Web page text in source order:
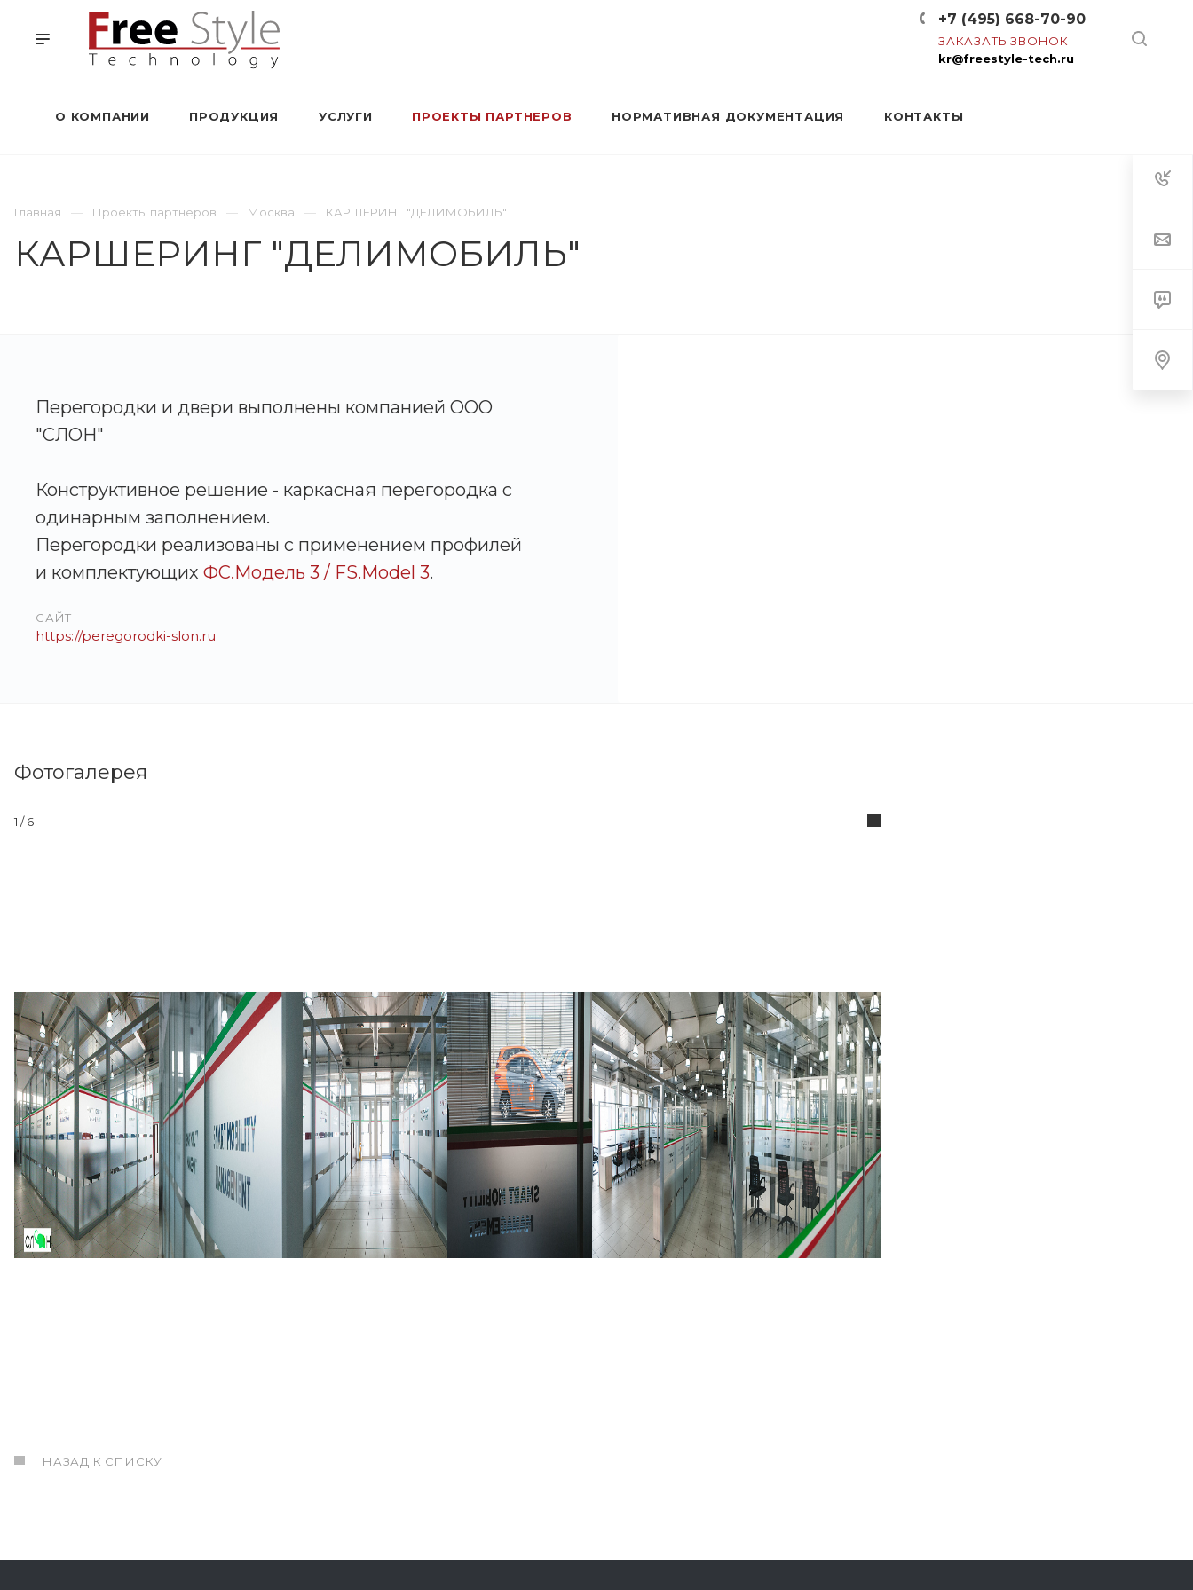
+7 (495) 668-70-90
ЗАКАЗАТЬ ЗВОНОК
kr@freestyle-tech.ru
О КОМПАНИИ ПРОДУКЦИЯ УСЛУГИ ПРОЕКТЫ ПАРТНЕРОВ НОРМАТИВНАЯ ДОКУМЕНТАЦИЯ КОНТАКТЫ
Главная Проекты партнеров Москва КАРШЕРИНГ "ДЕЛИМОБИЛЬ"
КАРШЕРИНГ "ДЕЛИМОБИЛЬ"
Перегородки и двери выполнены компанией ООО
"СЛОН"
Конструктивное решение - каркасная перегородка с
одинарным заполнением.
Перегородки реализованы с применением профилей
и комплектующих ФС.Модель 3 / FS.Model 3.
САЙТ
https://peregorodki-slon.ru
Фотогалерея
1 / 6
НАЗАД К СПИСКУ